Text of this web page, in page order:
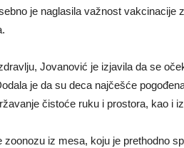
je naglasila važnost vakcinacije
Jovanović je izjavila da se
je da su deca najčešće
čistoće ruku i prostora, kao i
zoonozu iz mesa, koju je prethodno